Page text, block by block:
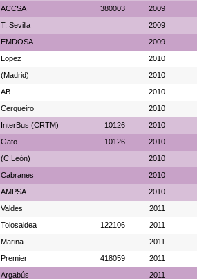
ACCSA 380003 2009
T. Sevilla 2009
EMDOSA 2009
Lopez 2010
(Madrid) 2010
AB 2010
Cerqueiro 2010
InterBus (CRTM) 10126 2010
Gato 10126 2010
(C.León) 2010
Cabranes 2010
AMPSA 2010
Valdes 2011
Tolosaldea 122106 2011
Marina 2011
Premier 418059 2011
Argabús 2011